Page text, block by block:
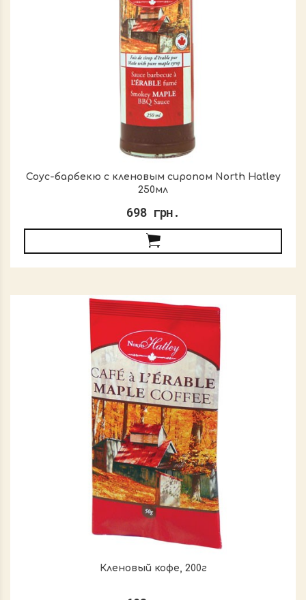
Соус-барбекю с кленовым сиропом North Hatley
250мл
698 грн.
Кленовый кофе, 200г